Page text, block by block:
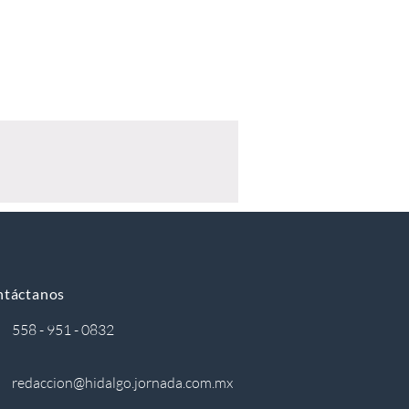
558 - 951 - 0832
redaccion@hidalgo.jornada.com.mx